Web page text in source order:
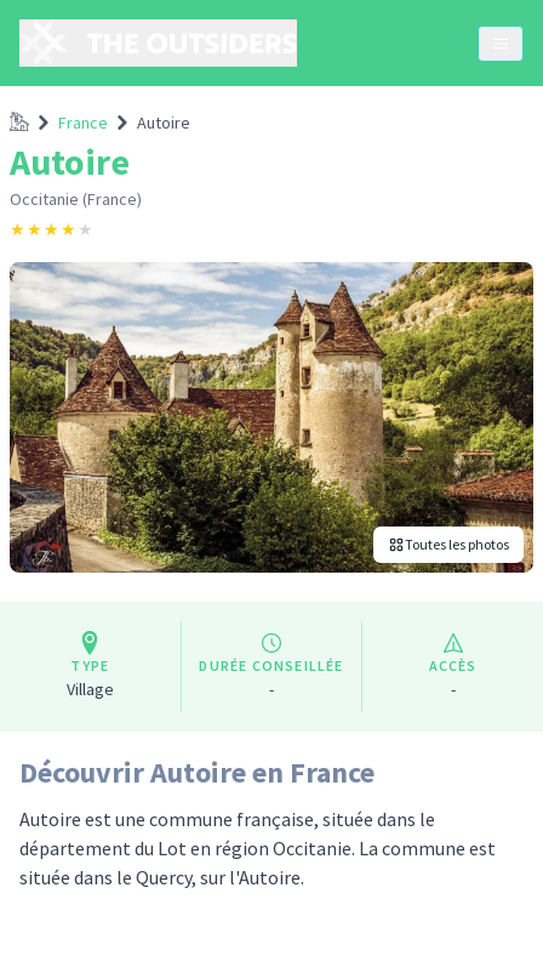
Accueil
France Autoire
Autoire
Occitanie (France)
★★★★ ★
Toutes les photos
TYPE
Village
DURÉE CONSEILLÉE
-
ACCÈS
-
Découvrir Autoire en France
Autoire est une commune française, située dans le
département du Lot en région Occitanie. La commune est
située dans le Quercy, sur l'Autoire.